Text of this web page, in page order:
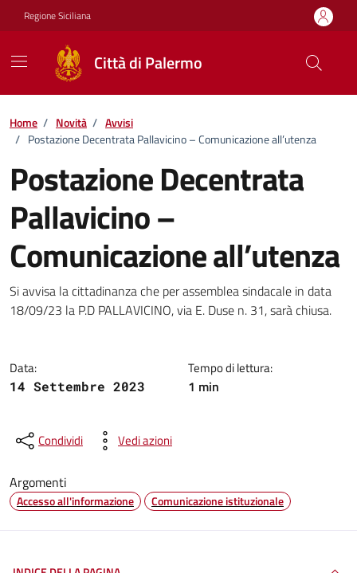
Vai ai contenuti
Vai al footer
Regione Siciliana
Città di Palermo
Home / Novità / Avvisi
/ Postazione Decentrata Pallavicino – Comunicazione all’utenza
Postazione Decentrata
Pallavicino –
Comunicazione all’utenza
Dettagli della notizia
Si avvisa la cittadinanza che per assemblea sindacale in data
18/09/23 la P.D PALLAVICINO, via E. Duse n. 31, sarà chiusa.
Data:
14 Settembre 2023
Tempo di lettura:
1 min
Condividi Vedi azioni
Argomenti
Accesso all'informazione Comunicazione istituzionale